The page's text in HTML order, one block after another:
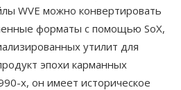
WVE можно конвертировать
форматы с помощью SoX,
утилит для
эпохи карманных
х, он имеет историческое